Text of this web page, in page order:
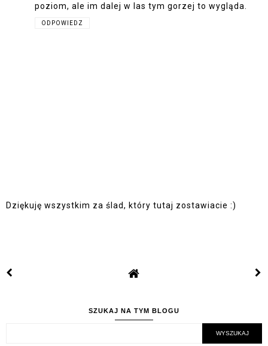
poziom, ale im dalej w las tym gorzej to wygląda.
ODPOWIEDZ
Dziękuję wszystkim za ślad, który tutaj zostawiacie :)
SZUKAJ NA TYM BLOGU